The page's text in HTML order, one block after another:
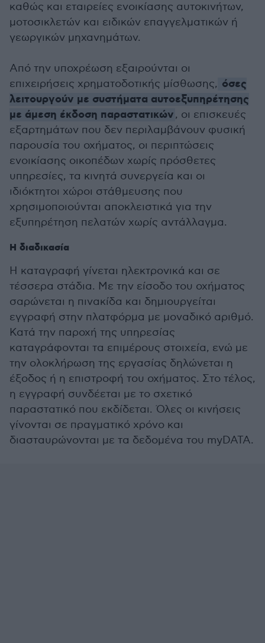
καθώς και εταιρείες ενοικίασης αυτοκινήτων,
μοτοσικλετών και ειδικών επαγγελματικών ή
γεωργικών μηχανημάτων.
Από την υποχρέωση εξαιρούνται οι
επιχειρήσεις χρηματοδοτικής μίσθωσης, όσες
λειτουργούν με συστήματα αυτοεξυπηρέτησης
με άμεση έκδοση παραστατικών, οι επισκευές
εξαρτημάτων που δεν περιλαμβάνουν φυσική
παρουσία του οχήματος, οι περιπτώσεις
ενοικίασης οικοπέδων χωρίς πρόσθετες
υπηρεσίες, τα κινητά συνεργεία και οι
ιδιόκτητοι χώροι στάθμευσης που
χρησιμοποιούνται αποκλειστικά για την
εξυπηρέτηση πελατών χωρίς αντάλλαγμα.
Η διαδικασία
Η καταγραφή γίνεται ηλεκτρονικά και σε
τέσσερα στάδια. Με την είσοδο του οχήματος
σαρώνεται η πινακίδα και δημιουργείται
εγγραφή στην πλατφόρμα με μοναδικό αριθμό.
Κατά την παροχή της υπηρεσίας
καταγράφονται τα επιμέρους στοιχεία, ενώ με
την ολοκλήρωση της εργασίας δηλώνεται η
έξοδος ή η επιστροφή του οχήματος. Στο τέλος,
η εγγραφή συνδέεται με το σχετικό
παραστατικό που εκδίδεται. Όλες οι κινήσεις
γίνονται σε πραγματικό χρόνο και
διασταυρώνονται με τα δεδομένα του myDATA.